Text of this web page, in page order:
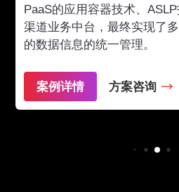
PaaS的应用容器技术、
渠道业务中台，最终实现了
的数据信息的统一管理。
案例详情 方案咨询